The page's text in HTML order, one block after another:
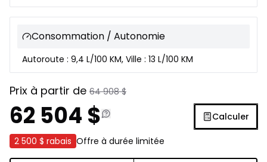
Consommation / Autonomie
Autoroute : 9,4 L/100 KM, Ville : 13 L/100 KM
Prix à partir de 64 908$
62 504 $ Calculer
2 500 $ rabais Offre à durée limitée